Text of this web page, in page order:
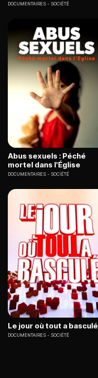
DOCUMENTAIRES SOCIÉTÉ
Abus sexuels : Péché
mortel dans l'Église
DOCUMENTAIRES SOCIÉTÉ
Le jour où tout a basculé
DOCUMENTAIRES SOCIÉTÉ